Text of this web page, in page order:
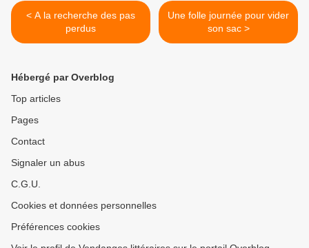
< A la recherche des pas
perdus
Une folle journée pour vider
son sac >
Hébergé par Overblog
Top articles
Pages
Contact
Signaler un abus
C.G.U.
Cookies et données personnelles
Préférences cookies